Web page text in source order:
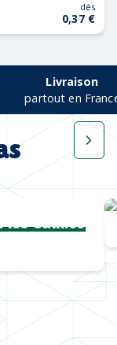
dès
0,37 €
Livraison
partout en
les Cannes